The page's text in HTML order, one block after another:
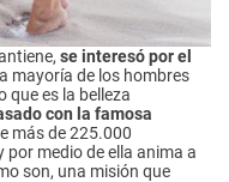
se interesó por el
mayoría de los hombres
que es la belleza
con la famosa
más de 225.000
medio de ella anima a
son, una misión que